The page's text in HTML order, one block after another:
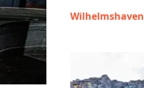
Wilhelmshaven